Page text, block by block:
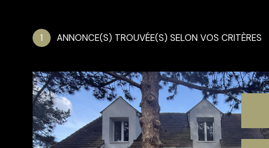
1 ANNONCE(S) TROUVÉE(S) SELON VOS CRITÈRES